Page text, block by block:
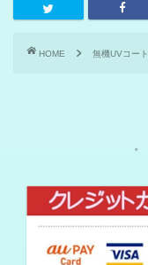
HOME 無機UVコート